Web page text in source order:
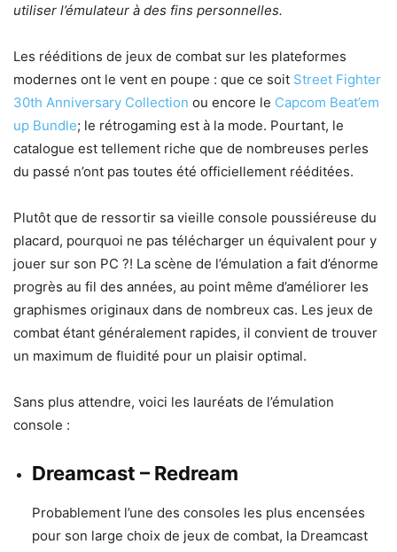
utiliser l’émulateur à des fins personnelles.
Les rééditions de jeux de combat sur les plateformes
modernes ont le vent en poupe : que ce soit Street Fighter
30th Anniversary Collection ou encore le Capcom Beat’em
up Bundle; le rétrogaming est à la mode. Pourtant, le
catalogue est tellement riche que de nombreuses perles
du passé n’ont pas toutes été officiellement rééditées.
Plutôt que de ressortir sa vieille console poussiéreuse du
placard, pourquoi ne pas télécharger un équivalent pour y
jouer sur son PC ?! La scène de l’émulation a fait d’énorme
progrès au fil des années, au point même d’améliorer les
graphismes originaux dans de nombreux cas. Les jeux de
combat étant généralement rapides, il convient de trouver
un maximum de fluidité pour un plaisir optimal.
Sans plus attendre, voici les lauréats de l’émulation
console :
Dreamcast – Redream
Probablement l’une des consoles les plus encensées
pour son large choix de jeux de combat, la Dreamcast